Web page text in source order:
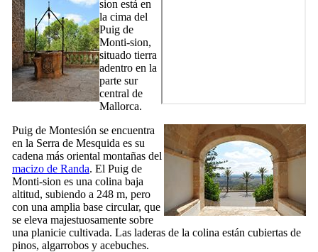
sion está en
la cima del
Puig de
Monti-sion,
situado tierra
adentro en la
parte sur
central de
Mallorca.
Puig de Montesión se encuentra
en la Serra de Mesquida es su
cadena más oriental montañas del
macizo de Randa. El Puig de
Monti-sion es una colina baja
altitud, subiendo a 248 m, pero
con una amplia base circular, que
se eleva majestuosamente sobre
una planicie cultivada. Las laderas de la colina están cubiertas de
pinos, algarrobos y acebuches.